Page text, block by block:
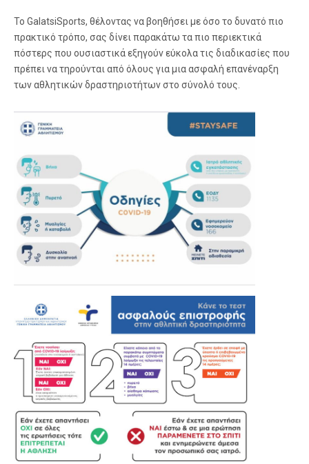
Το GalatsiSports, θέλοντας να βοηθήσει με όσο το δυνατό πιο
πρακτικό τρόπο, σας δίνει παρακάτω τα πιο περιεκτικά
πόστερς που ουσιαστικά εξηγούν εύκολα τις διαδικασίες που
πρέπει να τηρούνται από όλους για μια ασφαλή επανέναρξη
των αθλητικών δραστηριοτήτων στο σύνολό τους.